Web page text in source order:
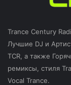
Trance Century
Лучшие DJ и
TCR, а также
ремиксы, стиля
Vocal Trance.